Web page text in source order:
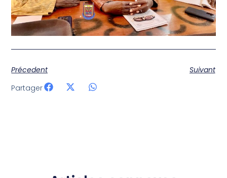
Précedent
Suivant
Partager